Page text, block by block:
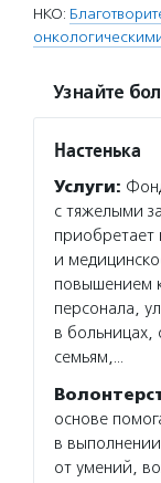
НКО:
Узнайте
Настенька
Услуги:
с тяжелыми
приобретает
и
повышением
персонала,
в
семьям,…
основе
в
от умений,